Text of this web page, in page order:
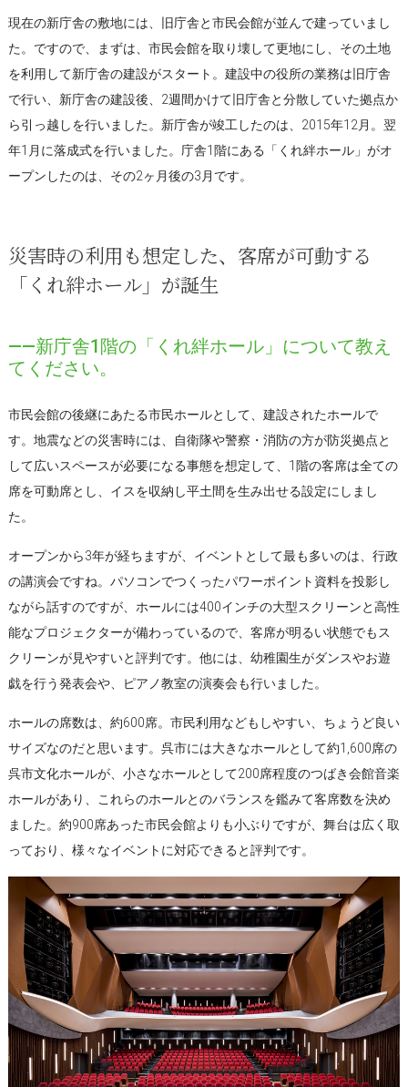
現在の新庁舎の敷地には、旧庁舎と市民会館が並んで建っていまし
た。ですので、まずは、市民会館を取り壊して更地にし、その土地
を利用して新庁舎の建設がスタート。建設中の役所の業務は旧庁舎
で行い、新庁舎の建設後、2週間かけて旧庁舎と分散していた拠点か
ら引っ越しを行いました。新庁舎が竣工したのは、2015年12月。翌
年1月に落成式を行いました。庁舎1階にある「くれ絆ホール」がオ
ープンしたのは、その2ヶ月後の3月です。
災害時の利用も想定した、客席が可動する
「くれ絆ホール」が誕生
――新庁舎1階の「くれ絆ホール」について教え
てください。
市民会館の後継にあたる市民ホールとして、建設されたホールで
す。地震などの災害時には、自衛隊や警察・消防の方が防災拠点と
して広いスペースが必要になる事態を想定して、1階の客席は全ての
席を可動席とし、イスを収納し平土間を生み出せる設定にしまし
た。
オープンから3年が経ちますが、イベントとして最も多いのは、行政
の講演会ですね。パソコンでつくったパワーポイント資料を投影し
ながら話すのですが、ホールには400インチの大型スクリーンと高性
能なプロジェクターが備わっているので、客席が明るい状態でもス
クリーンが見やすいと評判です。他には、幼稚園生がダンスやお遊
戯を行う発表会や、ピアノ教室の演奏会も行いました。
ホールの席数は、約600席。市民利用などもしやすい、ちょうど良い
サイズなのだと思います。呉市には大きなホールとして約1,600席の
呉市文化ホールが、小さなホールとして200席程度のつばき会館音楽
ホールがあり、これらのホールとのバランスを鑑みて客席数を決め
ました。約900席あった市民会館よりも小ぶりですが、舞台は広く取
っており、様々なイベントに対応できると評判です。